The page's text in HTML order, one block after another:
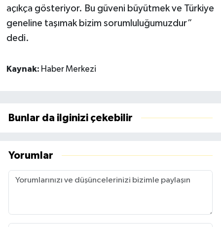
açıkça gösteriyor. Bu güveni büyütmek ve Türkiye
geneline taşımak bizim sorumluluğumuzdur”
dedi.
Kaynak: Haber Merkezi
Bunlar da ilginizi çekebilir
Yorumlar